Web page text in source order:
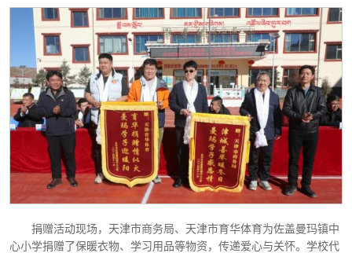
捐赠活动现场，天津市商务局、天津市育华体育为佐盖曼玛镇中
心小学捐赠了保暖衣物、学习用品等物资，传递爱心与关怀。学校代